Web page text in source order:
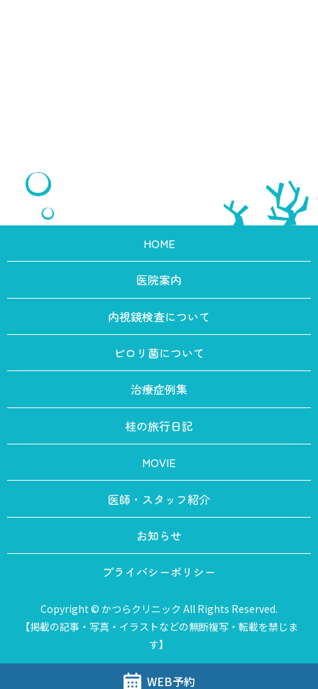
WEB予約
HOME
医院案内
内視鏡検査について
ピロリ菌について
治療症例集
桂の旅行日記
MOVIE
医師・スタッフ紹介
お知らせ
プライバシーポリシー
Copyright © かつらクリニック All Rights Reserved.
【掲載の記事・写真・イラストなどの無断複写・転載を禁じま
す】